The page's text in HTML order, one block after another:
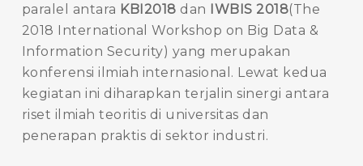
paralel antara KBI2018 dan IWBIS 2018(The
2018 International Workshop on Big Data &
Information Security) yang merupakan
konferensi ilmiah internasional. Lewat kedua
kegiatan ini diharapkan terjalin sinergi antara
riset ilmiah teoritis di universitas dan
penerapan praktis di sektor industri.